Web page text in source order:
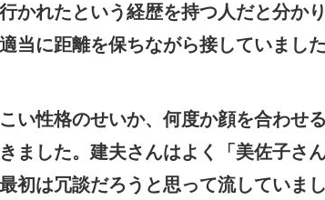
かれたという経歴を持つ人だと分か
当に距離を保ちながら接していました
い性格のせいか、何度か顔を合わせ
ました。建夫さんはよく「美佐子さ
初は冗談だろうと思って流していま